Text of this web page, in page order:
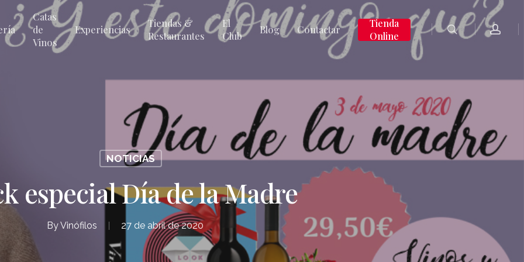
Catas
de
Vinos
Experiencias
Tiendas &
Restaurantes
El
Club
Blog Contactar
Tienda
Online
search
NOTICIAS
especial Día de la Madre
ByVinófilos 27 de abril de 2020